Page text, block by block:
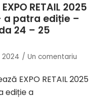
RETAIL 2025
a patra ediție –
24 – 25
2024 Un comentariu
EXPO RETAIL 2025
ediție a